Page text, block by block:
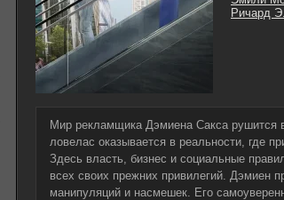
Ричард
Мир рекламщика Дэмиена Сакса рушится
ловелас оказывается в реальности, где
Здесь власть, бизнес и социальные
всех своих прежних привилегий. Дэмиен
манипуляций и насмешек. Его